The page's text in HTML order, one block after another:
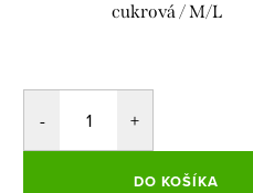
cukrová / M/L
DO KOŠÍKA